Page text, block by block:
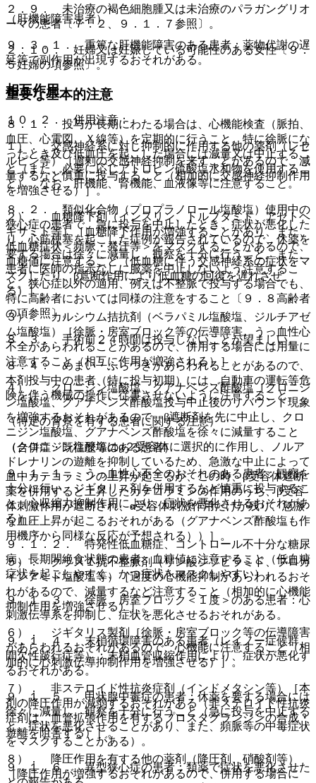
（肝機能障害患者）
９．３．１． 重篤な肝機能障害のある患者：薬物代謝の遅
延等で副作用が出現するおそれがある。
相互作用
１０．２． 併用注意：
１）． 交感神経系に対し抑制的に作用する他の薬剤（レセ
ルピン等）［過剰の交感神経抑制を来すことがあるので、減
量するなど慎重に投与すること（相加的に交感神経抑制作用
を増強させる）］。
２）． 血糖降下剤（インスリン、トルブタミド、アセトヘ
キサミド等）［血糖降下作用が増強することがあり、また、
低血糖症状＜頻脈・発汗等＞をマスクすることがあるので、
血糖値に注意すること（低血糖に伴う交感神経系の症状をマ
スクしたり、β遮断作用により低血糖の回復を遅れさせ
る）］。
３）． カルシウム拮抗剤（ベラパミル塩酸塩、ジルチアゼ
ム塩酸塩）［徐脈・房室ブロック等の伝導障害、うっ血性心
不全があらわれることがあるので、併用する場合には用量に
注意すること（相互に作用が増強される）］。
４）． クロニジン塩酸塩、グアナベンズ酢酸塩［クロニジ
ン塩酸塩、グアナベンズ酢酸塩投与中止後のリバウンド現象
を増強するおそれがあるので、β遮断剤を先に中止し、クロ
ニジン塩酸塩、グアナベンズ酢酸塩を徐々に減量すること
（クロニジン塩酸塩はα２受容体に選択的に作用し、ノルア
ドレナリンの遊離を抑制しているため、急激な中止によって
血中カテコラミンの上昇が起こるが、この時、β受容体遮断
薬を併用すると上昇したカテコラミンの作用のうち、β受容
体刺激作用が遮断され、α受容体刺激作用だけが残り、急激
な血圧上昇が起こるおそれがある（グアナベンズ酢酸塩も作
用機序から同様な反応が予想される））］。
５）． クラス１抗不整脈剤（リン酸ジソピラミド、プロカ
インアミド塩酸塩等）［過度の心機能抑制があらわれるおそ
れがあるので、減量するなど注意すること（相加的に心機能
抑制作用を増強させる）］。
６）． ジギタリス製剤［徐脈・房室ブロック等の伝導障害
があらわれるおそれがあるので、心機能に注意すること（相
加的に心刺激伝導抑制作用を増強させる）］。
７）． 非ステロイド性抗炎症剤（インドメタシン等）［本
剤の降圧作用が減弱するおそれがある（非ステロイド性抗炎
症剤は、血管拡張作用を有するプロスタグランジンの合成・
遊離を阻害する）］。
８）． 降圧作用を有する他の薬剤（降圧剤、硝酸剤等）
［降圧作用が増強するおそれがあるので、併用する場合に
２．９． 未治療の褐色細胞腫又は未治療のパラガングリオ
ーマの患者〔７．２、９．１．７参照〕。
２．１０． 妊婦又は妊娠している可能性のある女性〔９．
５妊婦の項参照〕。
重要な基本的注意
８．１． 投与が長期にわたる場合は、心機能検査（脈拍、
血圧、心電図、Ｘ線等）を定期的に行うこと。特に徐脈にな
ったとき及び低血圧を起こした場合には減量又は中止するこ
と（また、必要に応じアトロピン硫酸塩水和物を使用するこ
と）。なお、肝機能、腎機能、血液像等に注意すること。
８．２． 類似化合物（プロプラノロール塩酸塩）使用中の
狭心症の患者で、急に投与を中止したとき、症状が悪化した
り、心筋梗塞を起こした症例が報告されているので、休薬を
要する場合は徐々に減量し、観察を十分に行うこと。また、
患者に医師の指示なしに服薬を中止しないよう注意するこ
と。狭心症以外の適用、例えば不整脈で投与する場合でも、
特に高齢者においては同様の注意をすること〔９．８高齢者
の項参照〕。
８．３． 手術前２４時間は投与しないことが望ましい。
８．４． めまい・ふらつきがあらわれることがあるので、
本剤投与中の患者（特に投与初期）には、自動車の運転等危
険を伴う機械の操作に従事させないように注意すること。
（特定の背景を有する患者に関する注意）
（合併症・既往歴等のある患者）
９．１．１． うっ血性心不全のおそれのある患者：観察を
十分に行い、ジギタリス剤を併用するなど慎重に投与するこ
と（心収縮力抑制作用により、症状を悪化させるおそれがあ
る）。
９．１．２． 特発性低血糖症、コントロール不十分な糖尿
病、長期間絶食状態の患者：血糖値に注意すること（低血糖
症状を起こしやすく、かつ症状をマスクしやすい）。
９．１．３． 徐脈、房室ブロック＜１度＞のある患者：心
刺激伝導系を抑制し、症状を悪化させるおそれがある。
９．１．４． 末梢循環障害のある患者（レイノー症候群、
間欠性跛行症等）：末梢血管収縮作用により、症状が悪化す
るおそれがある。
９．１．５． 甲状腺中毒症の患者：休薬を要する場合には
徐々に減量し、観察を十分に行うこと（急に投与を中止する
と、症状を悪化させることがあり、また、頻脈等の中毒症状
をマスクすることがある）。
９．１．６． 異型狭心症の患者：類薬で症状を悪化させた